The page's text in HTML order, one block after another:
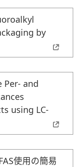
by
and
using LC-
使用の簡易